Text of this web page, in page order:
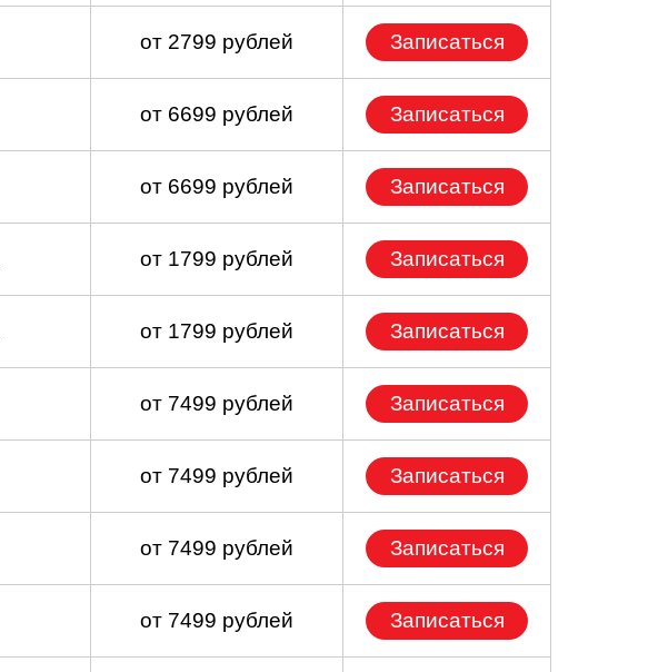
от 2799 рублей Записаться
от 6699 рублей Записаться
от 6699 рублей Записаться
от 1799 рублей Записаться
от 1799 рублей Записаться
от 7499 рублей Записаться
от 7499 рублей Записаться
от 7499 рублей Записаться
от 7499 рублей Записаться